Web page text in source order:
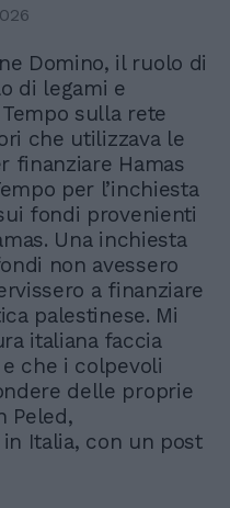
Domino, il ruolo di
di legami e
sulla rete
che utilizzava le
finanziare Hamas
per l’inchiesta
fondi provenienti
Una inchiesta
non avessero
a finanziare
palestinese. Mi
italiana faccia
che i colpevoli
delle proprie
Peled,
Italia, con un post